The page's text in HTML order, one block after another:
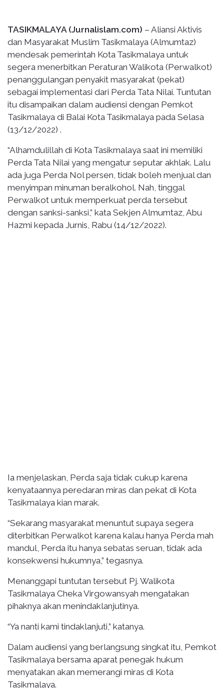
TASIKMALAYA (Jurnalislam.com) – Aliansi Aktivis
dan Masyarakat Muslim Tasikmalaya (Almumtaz)
mendesak pemerintah Kota Tasikmalaya untuk
segera menerbitkan Peraturan Walikota (Perwalkot)
penanggulangan penyakit masyarakat (pekat)
sebagai implementasi dari Perda Tata Nilai. Tuntutan
itu disampaikan dalam audiensi dengan Pemkot
Tasikmalaya di Balai Kota Tasikmalaya pada Selasa
(13/12/2022) .
“Alhamdulillah di Kota Tasikmalaya saat ini memiliki
Perda Tata Nilai yang mengatur seputar akhlak. Lalu
ada juga Perda Nol persen, tidak boleh menjual dan
menyimpan minuman beralkohol. Nah, tinggal
Perwalkot untuk memperkuat perda tersebut
dengan sanksi-sanksi,” kata Sekjen Almumtaz, Abu
Hazmi kepada Jurnis, Rabu (14/12/2022).
Ia menjelaskan, Perda saja tidak cukup karena
kenyataannya peredaran miras dan pekat di Kota
Tasikmalaya kian marak.
“Sekarang masyarakat menuntut supaya segera
diterbitkan Perwalkot karena kalau hanya Perda mah
mandul, Perda itu hanya sebatas seruan, tidak ada
konsekwensi hukumnya,” tegasnya.
Menanggapi tuntutan tersebut Pj. Walikota
Tasikmalaya Cheka Virgowansyah mengatakan
pihaknya akan menindaklanjutinya.
“Ya nanti kami tindaklanjuti,” katanya.
Dalam audiensi yang berlangsung singkat itu, Pemkot
Tasikmalaya bersama aparat penegak hukum
menyatakan akan memerangi miras di Kota
Tasikmalaya.